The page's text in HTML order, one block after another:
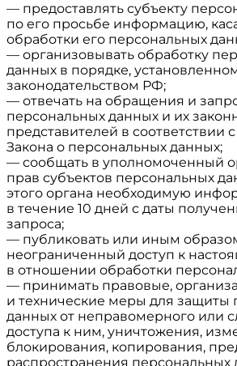
— предоставлять субъекту
по его просьбе информацию,
обработки его персональных
— организовывать обработку
данных в порядке,
законодательством РФ;
— отвечать на обращения и
персональных данных и их
представителей в соответствии
Закона о персональных данных;
— сообщать в уполномоченный
прав субъектов персональных
этого органа необходимую
в течение 10 дней с даты
запроса;
— публиковать или иным
неограниченный доступ к
в отношении обработки
— принимать правовые,
и технические меры для защиты
данных от неправомерного или
доступа к ним, уничтожения,
блокирования, копирования,
распространения персональных